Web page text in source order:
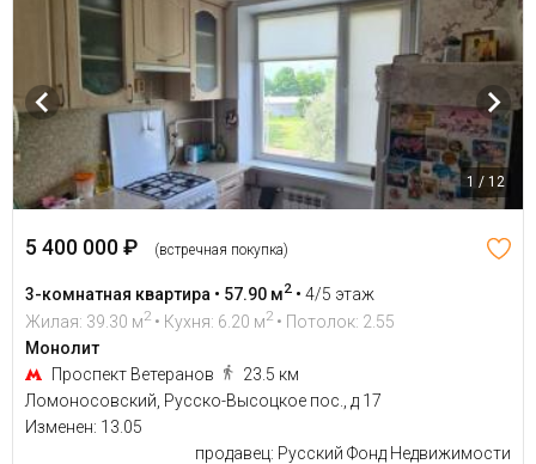
1 / 12
5 400 000 ₽ (встречная покупка)
3-комнатная квартира • 57.90 м2 • 4/5 этаж
Жилая: 39.30 м2 • Кухня: 6.20 м2 • Потолок: 2.55
Монолит
Проспект Ветеранов
23.5 км
Ломоносовский, Русско-Высоцкое пос., д 17
Изменен: 13.05
продавец: Русский Фонд Недвижимости